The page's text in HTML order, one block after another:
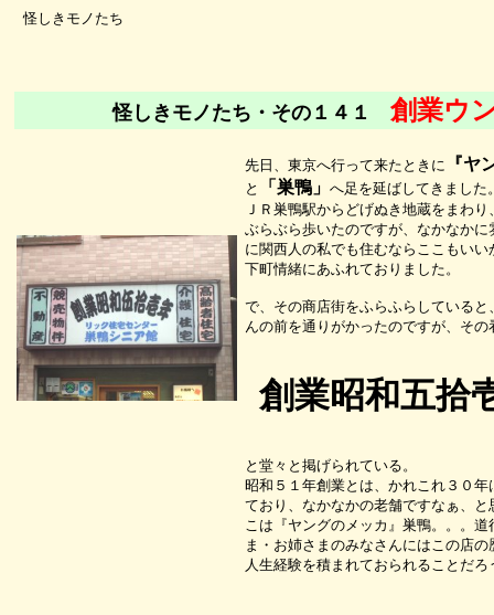
怪しきモノたち
怪しきモノたち・その１４１ 創業ウ
先日、東京へ行って来たときに 『ヤ
と 「巣鴨」 へ足を延ばしてきました
ＪＲ巣鴨駅からどげぬき地蔵をまわ
ぶらぶら歩いたのですが、なかなかに
に関西人の私でも住むならここもい
下町情緒にあふれておりました。
で、その商店街をふらふらしていると
んの前を通りがかったのですが、その
創業昭和五拾
と堂々と掲げられている。
昭和５１年創業とは、かれこれ３０
ており、なかなかの老舗ですなぁ、と
こは『ヤングのメッカ』巣鴨。。。
ま・お姉さまのみなさんにはこの店
人生経験を積まれておられることだろ